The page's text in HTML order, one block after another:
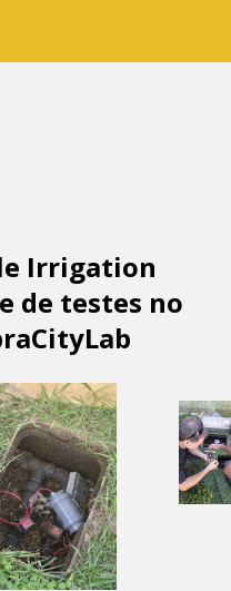
Irrigation
de testes no